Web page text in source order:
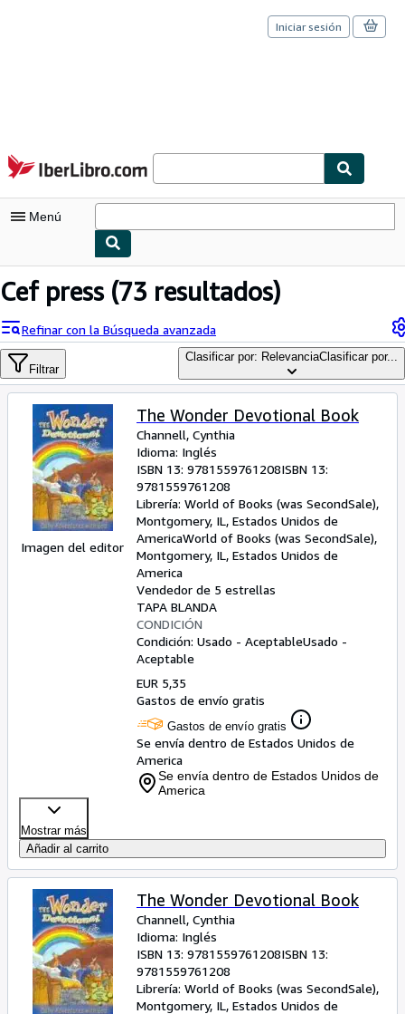
Pasar al contenido principal
IberLibro.com
Iniciar sesión
Menú
Mi cuenta
Cerrar sesión
Búsqueda avanzada
Colecciones
Libros antiguos
Arte y coleccionismo
Vendedores
Comenzar a vender
CERRAR
Cef press(73 resultados)
Refinar con la Búsqueda avanzada
Filtrar
Clasificar por: RelevanciaClasificar por...
Imagen del editor
The Wonder Devotional Book
Channell, Cynthia
Idioma: Inglés
ISBN 13: 9781559761208ISBN 13:
9781559761208
Librería: World of Books (was SecondSale),
Montgomery, IL, Estados Unidos de
AmericaWorld of Books (was SecondSale),
Montgomery, IL, Estados Unidos de
America
Vendedor de 5 estrellas
TAPA BLANDA
CONDICIÓN
Condición: Usado - AceptableUsado -
Aceptable
EUR 5,35
Gastos de envío gratis
Gastos de envío gratis
Se envía dentro de Estados Unidos de
America
Se envía dentro de Estados Unidos de
America
Mostrar más
Añadir al carrito
The Wonder Devotional Book
Channell, Cynthia
Idioma: Inglés
ISBN 13: 9781559761208ISBN 13:
9781559761208
Librería: World of Books (was SecondSale),
Montgomery, IL, Estados Unidos de